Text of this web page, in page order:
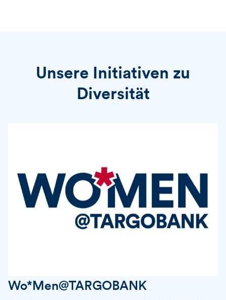
Unsere Initiativen zu
Diversität
Wo*Men@TARGOBANK